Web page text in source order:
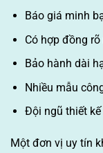
Báo giá minh
Có hợp đồng rõ
Bảo hành dài
Nhiều mẫu
Đội ngũ thiết
Một đơn vị uy tín